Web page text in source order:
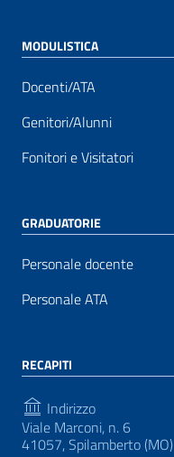
MODULISTICA
Docenti/ATA
Genitori/Alunni
Fonitori e Visitatori
GRADUATORIE
Personale docente
Personale ATA
RECAPITI
Indirizzo
Viale Marconi, n. 6
41057, Spilamberto (MO)